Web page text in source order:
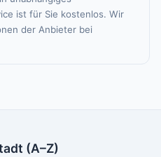
ist für Sie kostenlos. Wir
der Anbieter bei
(A–Z)